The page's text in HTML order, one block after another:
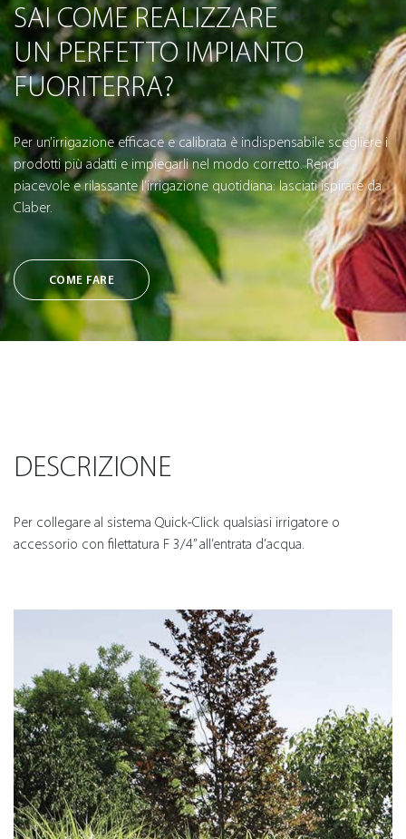
SAI COME REALIZZARE
UN PERFETTO IMPIANTO
FUORITERRA?
Per un’irrigazione efficace e calibrata è indispensabile scegliere i
prodotti più adatti e impiegarli nel modo corretto. Rendi
piacevole e rilassante l’irrigazione quotidiana: lasciati ispirare da
Claber.
COME FARE
DESCRIZIONE
Per collegare al sistema Quick-Click qualsiasi irrigatore o
accessorio con filettatura F 3/4” all’entrata d’acqua.